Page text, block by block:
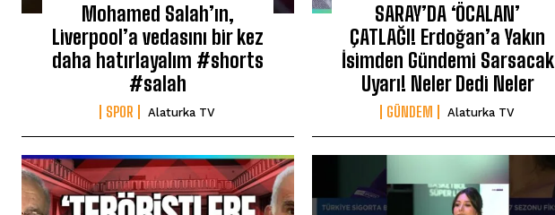
Mohamed Salah’ın,
Liverpool’a vedasını bir kez
daha hatırlayalım #shorts
#salah
SPOR Alaturka TV
SARAY’DA ‘ÖCALAN’
ÇATLAĞI! Erdoğan’a Yakın
İsimden Gündemi Sarsacak
Uyarı! Neler Dedi Neler
GÜNDEM Alaturka TV